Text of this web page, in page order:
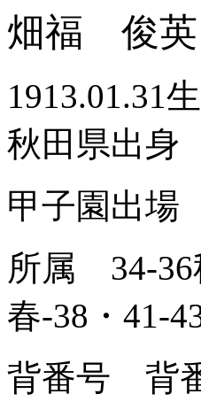
畑福 俊英
秋田県出
甲子園出
所属 34-36
春-38・41-
背番号 背